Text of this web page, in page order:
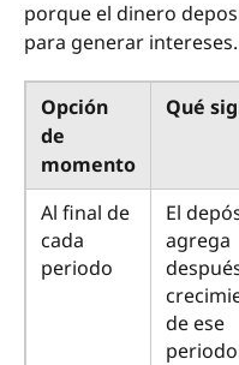
porque el dinero
para generar intereses.
Opción
de
momento
Qué
Al final de
cada
periodo
El
agrega
de ese